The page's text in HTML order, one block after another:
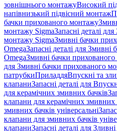
зовнішнього монтажуВисокий
напівнизький підвісний монтаж
бачки прихованого монтажу
монтажу SigmaЗапасні деталі
монтажу SigmaЗмивні бачки
OmegaЗапасні деталі для
OmegaЗмивні бачки
для Змивні бачки прихованого
патрубкиПриладдяВпускні та
клапаниЗапасні деталі для
для керамічних змивних бачків
клапани для керамічних змивних
змивних бачків універсальні
клапани для змивних бачків
клапаниЗапасні деталі для